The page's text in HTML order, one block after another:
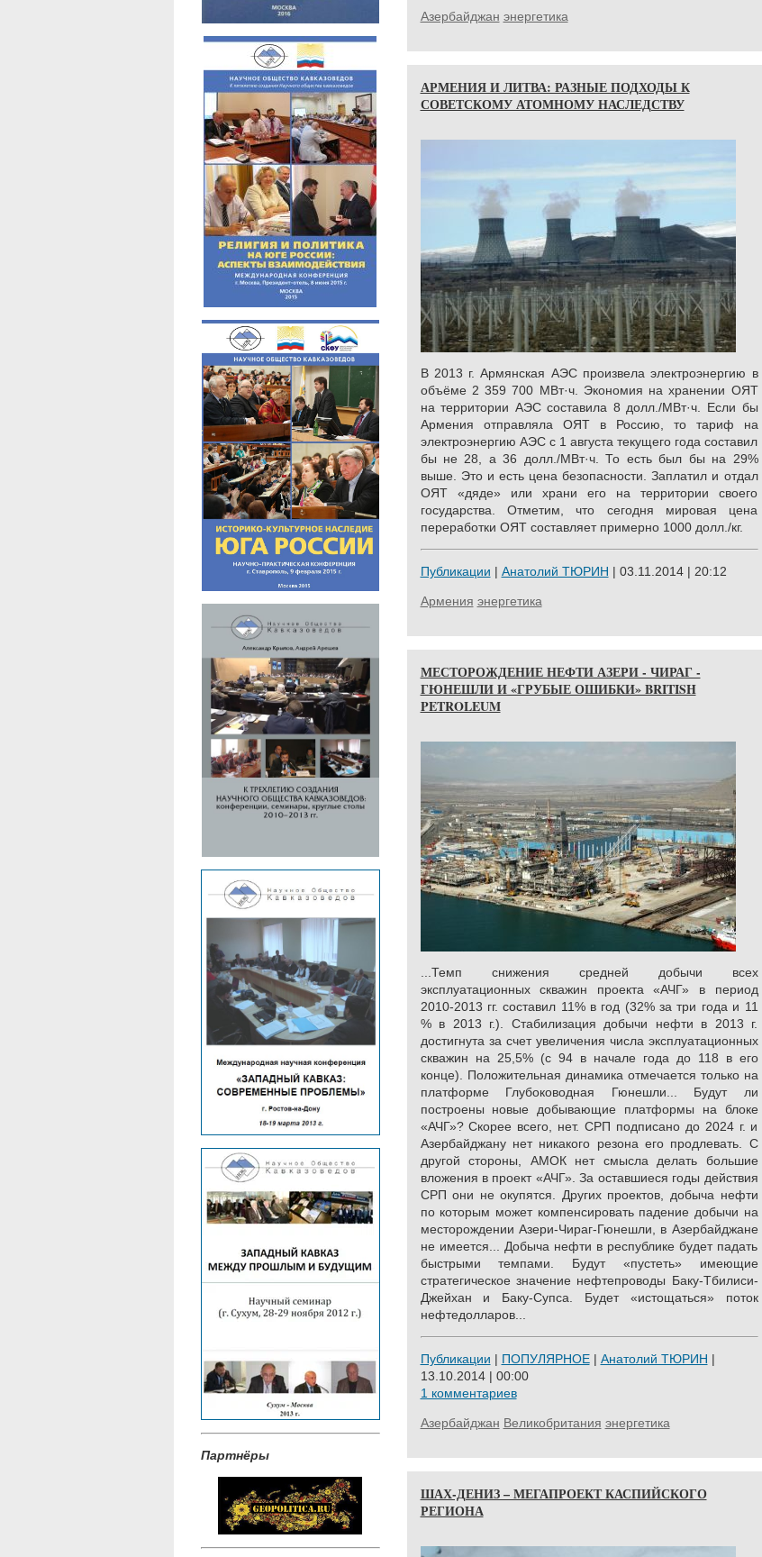
Партнёры
Азербайджан энергетика
АРМЕНИЯ И ЛИТВА: РАЗНЫЕ ПОДХОДЫ К
СОВЕТСКОМУ АТОМНОМУ НАСЛЕДСТВУ
В 2013 г. Армянская АЭС произвела электроэнергию в
объёме 2 359 700 МВт·ч. Экономия на хранении ОЯТ
на территории АЭС составила 8 долл./МВт·ч. Если бы
Армения отправляла ОЯТ в Россию, то тариф на
электроэнергию АЭС с 1 августа текущего года составил
бы не 28, а 36 долл./МВт·ч. То есть был бы на 29%
выше. Это и есть цена безопасности. Заплатил и отдал
ОЯТ «дяде» или храни его на территории своего
государства. Отметим, что сегодня мировая цена
переработки ОЯТ составляет примерно 1000 долл./кг.
Публикации | Анатолий ТЮРИН | 03.11.2014 | 20:12
Армения энергетика
МЕСТОРОЖДЕНИЕ НЕФТИ АЗЕРИ - ЧИРАГ -
ГЮНЕШЛИ И «ГРУБЫЕ ОШИБКИ» BRITISH
PETROLEUM
...Темп снижения средней добычи всех
эксплуатационных скважин проекта «АЧГ» в период
2010-2013 гг. составил 11% в год (32% за три года и 11
% в 2013 г.). Стабилизация добычи нефти в 2013 г.
достигнута за счет увеличения числа эксплуатационных
скважин на 25,5% (с 94 в начале года до 118 в его
конце). Положительная динамика отмечается только на
платформе Глубоководная Гюнешли... Будут ли
построены новые добывающие платформы на блоке
«АЧГ»? Скорее всего, нет. СРП подписано до 2024 г. и
Азербайджану нет никакого резона его продлевать. С
другой стороны, АМОК нет смысла делать большие
вложения в проект «АЧГ». За оставшиеся годы действия
СРП они не окупятся. Других проектов, добыча нефти
по которым может компенсировать падение добычи на
месторождении Азери-Чираг-Гюнешли, в Азербайджане
не имеется... Добыча нефти в республике будет падать
быстрыми темпами. Будут «пустеть» имеющие
стратегическое значение нефтепроводы Баку-Тбилиси-
Джейхан и Баку-Супса. Будет «истощаться» поток
нефтедолларов...
Публикации | ПОПУЛЯРНОЕ| Анатолий ТЮРИН |
13.10.2014 | 00:00
1 комментариев
Азербайджан Великобритания энергетика
ШАХ-ДЕНИЗ – МЕГАПРОЕКТ КАСПИЙСКОГО
РЕГИОНА